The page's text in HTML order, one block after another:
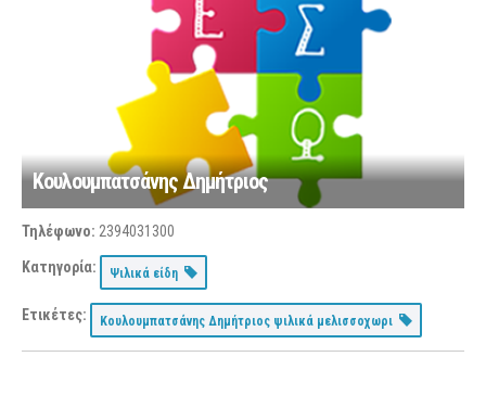
Κουλουμπατσάνης Δημήτριος
Τηλέφωνο: 2394031300
Κατηγορία: Ψιλικά είδη
Ετικέτες: Κουλουμπατσάνης Δημήτριος ψιλικά μελισσοχωρι